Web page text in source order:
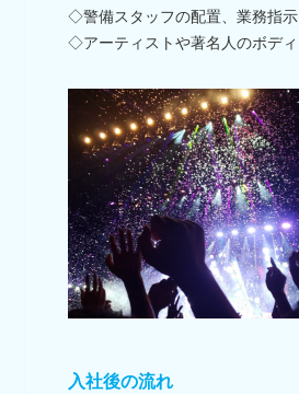
◇警備スタッフの配置、業務指
◇アーティストや著名人のボデ
入社後の流れ